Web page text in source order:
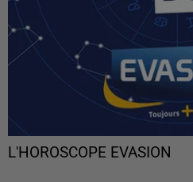
L'HOROSCOPE EVASION